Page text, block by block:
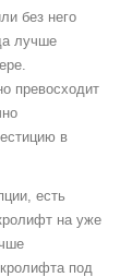
без него
лучше
превосходит
в
есть
на уже
под